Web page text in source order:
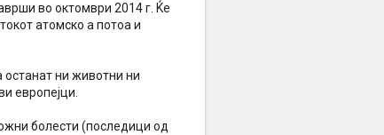
во октомври 2014 г. Ќе
атомско а потоа и
ни животни ни
европејци.
болести (последици од